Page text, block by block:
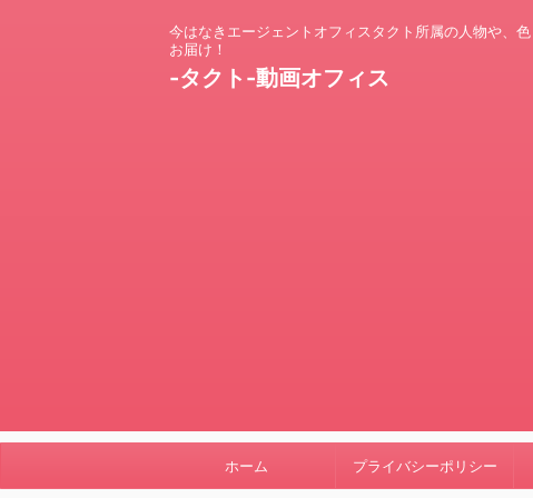
今はなきエージェントオフィスタクト所属の人物や、
お届け！
-タクト-動画オフィス
ホーム プライバシーポリシー